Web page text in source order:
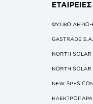
ΦΥΣΙΚΟ ΑΕΡΙΟ-
GASTRADE S.A.
NORTH SOLAR
NORTH SOLAR
NEW SPES